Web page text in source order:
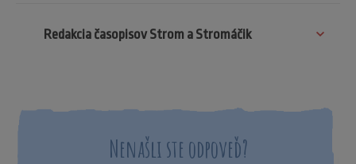
Redakcia časopisov Strom a Stromáčik
Nenašli ste odpoveď?